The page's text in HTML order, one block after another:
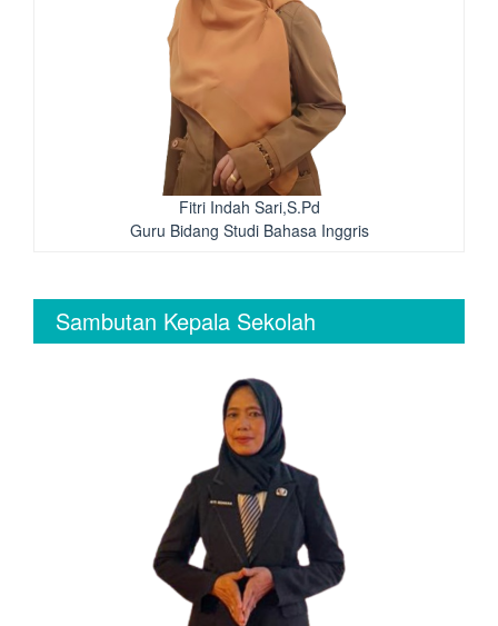
Fitri Indah Sari,S.Pd
Guru Bidang Studi Bahasa Inggris
Sambutan Kepala Sekolah